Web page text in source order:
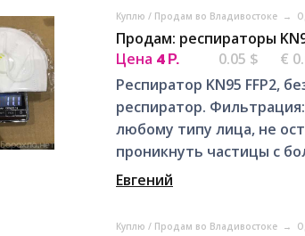
Куплю / Продам во Владивостоке →
Продам: респираторы
Цена 4 Р. 0.05 $
€
Респиратор KN95 FFP2,
респиратор.
любому типу лица, не
проникнуть частицы с
Евгений
Куплю / Продам во Владивостоке →